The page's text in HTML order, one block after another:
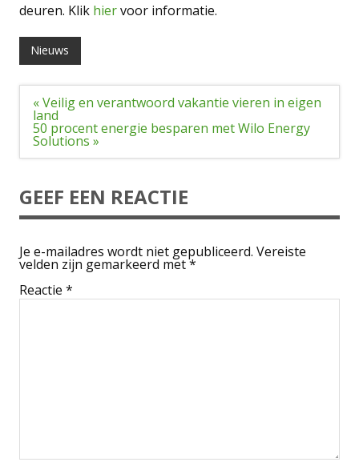
deuren. Klik hiervoor informatie.
Nieuws
Bericht
navigatie
« Veilig en verantwoord vakantie vieren in eigen
land
50 procent energie besparen met Wilo Energy
Solutions »
GEEF EEN REACTIE
Je e-mailadres wordt niet gepubliceerd. Vereiste
velden zijn gemarkeerd met*
Reactie *